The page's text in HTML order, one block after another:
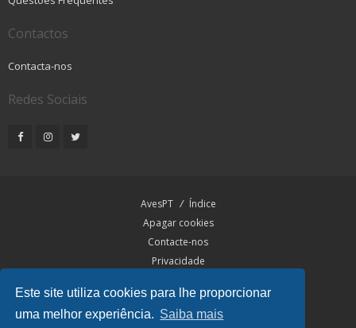
Este site utiliza cookies para lhe proporcionar
uma melhor experiência. Saiba mais
Contactos
Contacta-nos
Redes Sociais
AvesPT
Índice
Apagar cookies
Contacte-nos
Privacidade